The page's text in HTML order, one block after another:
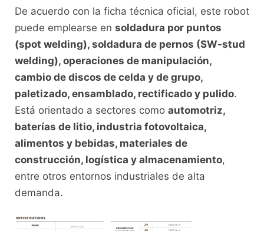
De acuerdo con la ficha técnica oficial, este robot
puede emplearse en soldadura por puntos
(spot welding), soldadura de pernos (SW-stud
welding), operaciones de manipulación,
cambio de discos de celda y de grupo,
paletizado, ensamblado, rectificado y pulido.
Está orientado a sectores como automotriz,
baterías de litio, industria fotovoltaica,
alimentos y bebidas, materiales de
construcción, logística y almacenamiento,
entre otros entornos industriales de alta
demanda.